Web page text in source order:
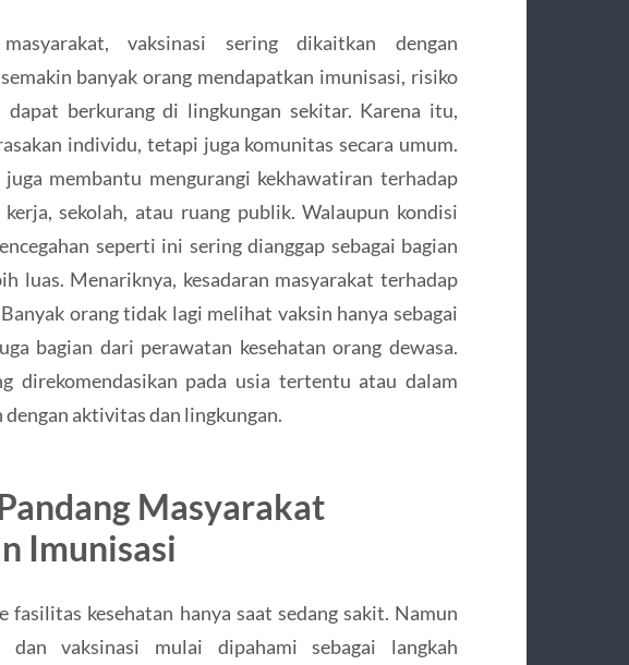
vaksinasi sering dikaitkan dengan
banyak orang mendapatkan imunisasi, risiko
berkurang di lingkungan sekitar. Karena itu,
individu, tetapi juga komunitas secara umum.
membantu mengurangi kekhawatiran terhadap
sekolah, atau ruang publik. Walaupun kondisi
seperti ini sering dianggap sebagai bagian
luas. Menariknya, kesadaran masyarakat terhadap
orang tidak lagi melihat vaksin hanya sebagai
bagian dari perawatan kesehatan orang dewasa.
direkomendasikan pada usia tertentu atau dalam
aktivitas dan lingkungan.
Masyarakat
Imunisasi
fasilitas kesehatan hanya saat sedang sakit. Namun
dan vaksinasi mulai dipahami sebagai langkah